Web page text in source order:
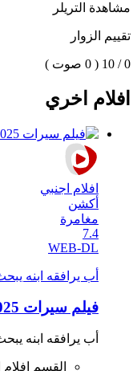
مشاهدة التريلر
تقييم الزوار
0 / 10 ( 0 صوت )
افلام اخري
افلام اجنبي
أكشن
مغامرة
7.4
WEB-DL
أب يرافقه ابنه
فيلم سيرات 2025 مترجم HD
أب يرافقه ابنه
القسم